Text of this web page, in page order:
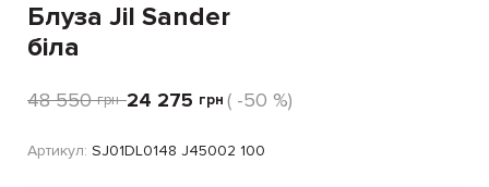
Блуза Jil Sander
біла
48 550 грн 24 275 грн ( -50 %)
Артикул: SJ01DL0148 J45002 100